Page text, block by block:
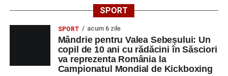
Gabi Virginia Șarga și Cătălin Rotaru, producător Gabi
DUMINICĂ, 23 AUGUST 2026
Râpa Roșie
SPORT
SPORT acum 6 zile
Mândrie pentru Valea Sebeșului: Un
copil de 10 ani cu rădăcini în Săsciori
va reprezenta România la
Campionatul Mondial de Kickboxing